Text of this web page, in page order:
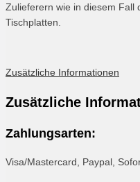
Zulieferern wie in diesem Fall
Tischplatten.
Zusätzliche Informationen
Zusätzliche
Zahlungsarten:
Visa/Mastercard, Paypal,